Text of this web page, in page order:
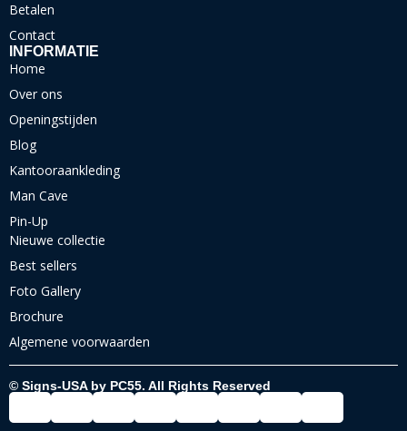
Betalen
Contact
INFORMATIE
Home
Over ons
Openingstijden
Blog
Kantooraankleding
Man Cave
Pin-Up
Nieuwe collectie
Best sellers
Foto Gallery
Brochure
Algemene voorwaarden
© Signs-USA by PC55. All Rights Reserved